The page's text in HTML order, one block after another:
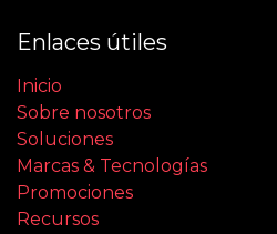
Enlaces útiles
Inicio
Sobre nosotros
Soluciones
Marcas & Tecnologías
Promociones
Recursos